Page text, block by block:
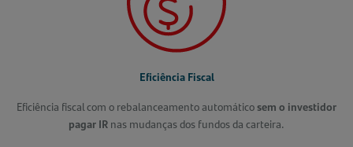
Eficiência Fiscal
Eficiência fiscal com o rebalanceamento automáticosem o investidor
pagar IR nas mudanças dos fundos da carteira.